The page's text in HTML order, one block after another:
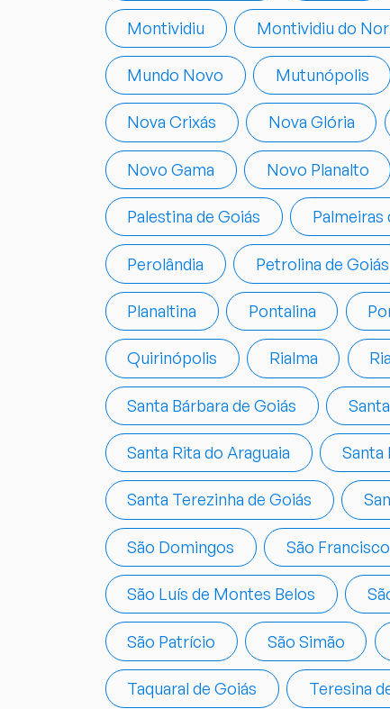
Montividiu Montividiu do
Mundo Novo Mutunópolis
Nova Crixás Nova Glória
Novo Gama Novo Planalto
Palestina de Goiás Palmeiras
Perolândia Petrolina de Goiás
Planaltina Pontalina
Quirinópolis Rialma
Santa Bárbara de Goiás
Santa Rita do Araguaia Santa
Santa Terezinha de Goiás
São Domingos São
São Luís de Montes Belos
São Patrício São Simão
Taquaral de Goiás Teresina